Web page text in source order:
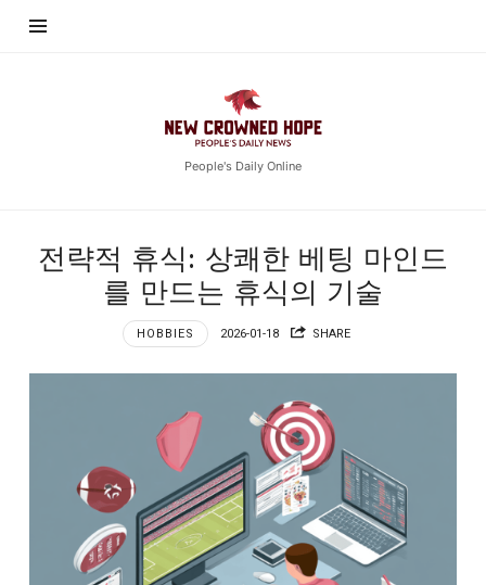
Crowned
Hope
People's Daily Online
전략적 휴식: 상쾌한 베팅 마인드
를 만드는 휴식의 기술
HOBBIES 2026-01-18 SHARE